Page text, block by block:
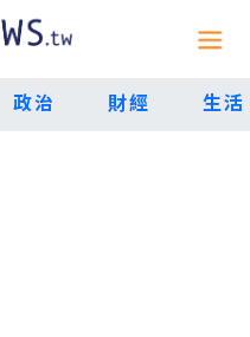
政治 財經 生活